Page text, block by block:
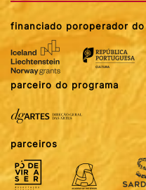
financiado poroperador
parceiro do programa
parceiros